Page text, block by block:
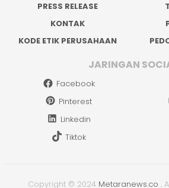
PRESS RELEASE
KONTAK
KODE ETIK PERUSAHAAN
JARINGAN
Facebook
Pinterest
Linkedin
Tiktok
Copyright © 2024 Metaranews.co .